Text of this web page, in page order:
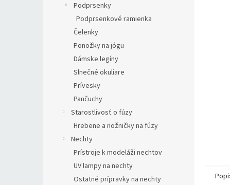
Podprsenky
Podprsenkové ramienka
Čelenky
Ponožky na jógu
Dámske legíny
Slnečné okuliare
Prívesky
Pančuchy
Starostlivosť o fúzy
Hrebene a nožničky na fúzy
Nechty
Prístroje k modeláži nechtov
UV lampy na nechty
Ostatné prípravky na nechty